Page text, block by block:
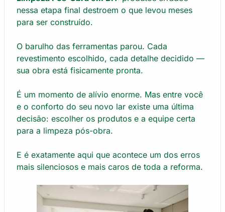
nessa etapa final destroem o que levou meses
para ser construído.
O barulho das ferramentas parou. Cada
revestimento escolhido, cada detalhe decidido —
sua obra está fisicamente pronta.
É um momento de alívio enorme. Mas entre você
e o conforto do seu novo lar existe uma última
decisão: escolher os produtos e a equipe certa
para a limpeza pós-obra.
E é exatamente aqui que acontece um dos erros
mais silenciosos e mais caros de toda a reforma.